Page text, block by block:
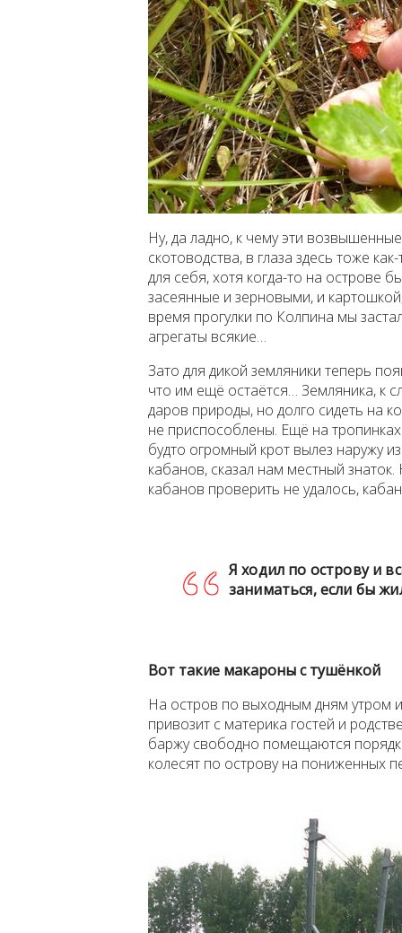
Ну, да ладно, к чему эти
скотоводства, в глаза здесь тоже
для себя, хотя когда-то на острове
засеянные и зерновыми, и
время прогулки по Колпина мы
агрегаты всякие…
Зато для дикой земляники теперь
что им ещё остаётся… Земляника, к
даров природы, но долго сидеть на
не приспособлены. Ещё на
будто огромный крот вылез наружу
кабанов, сказал нам местный
кабанов проверить не удалось,
Я ходил по острову и
заниматься, если бы
Вот такие макароны с тушёнкой
На остров по выходным дням утром
привозит с материка гостей и
баржу свободно помещаются
колесят по острову на пониженных